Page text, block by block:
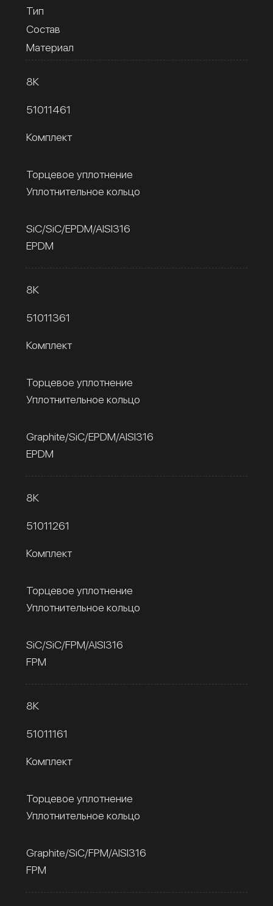
Тип
Состав
Материал
8К
51011461
Комплект
Торцевое уплотнение
Уплотнительное кольцо
SiC/SiC/EPDM/AISI316
EPDM
8К
51011361
Комплект
Торцевое уплотнение
Уплотнительное кольцо
Graphite/SiC/EPDM/AISI316
EPDM
8К
51011261
Комплект
Торцевое уплотнение
Уплотнительное кольцо
SiC/SiC/FPM/AISI316
FPM
8К
51011161
Комплект
Торцевое уплотнение
Уплотнительное кольцо
Graphite/SiC/FPM/AISI316
FPM